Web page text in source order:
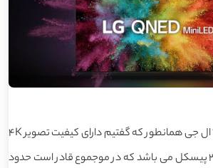
تلویزیون 75QNED81 ال جی همانطور که گفتیم دارای کیفیت تصویر 4K
با رزولوشن 3840x2160 پیسکل می باشد که در موجموع قادر است حدود